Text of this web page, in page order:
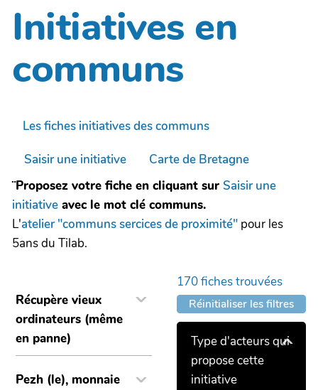
Initiatives en
communs
Les fiches initiatives des communs
Saisir une initiative
Carte de Bretagne
¨Proposez votre fiche en cliquant sur Saisir une
initiative avec le mot clé communs.
L'atelier "communs sercices de proximité" pour les
5ans du Tilab.
170fiches trouvées
Réinitialiser les filtres
Type d'acteurs qui
propose cette
initiative
Récupère vieux
ordinateurs (même
en panne)
Pezh (le), monnaie